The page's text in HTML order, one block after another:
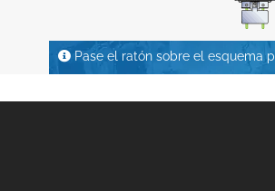
Pase el ratón sobre el esquema